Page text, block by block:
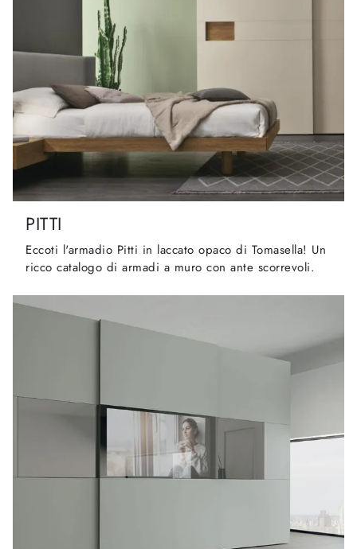
PITTI
Eccoti l'armadio Pitti in laccato opaco di Tomasella! Un
ricco catalogo di armadi a muro con ante scorrevoli.